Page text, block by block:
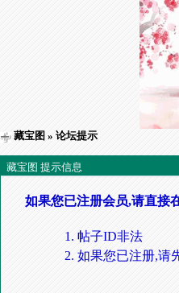
藏宝图 » 论坛提示
藏宝图 提示信息
如果您已注册会员,请直接
帖子ID非法
如果您已注册,请